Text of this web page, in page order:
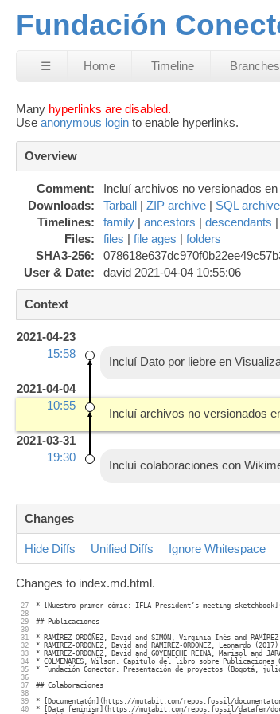
Fundación
☰ Home Timeline Branches
Many hyperlinks are disabled.
Use anonymous login to enable hyperlinks.
Overview
Comment:
Incluí archivos no versionados
Downloads:
Tarball | ZIP archive | SQL archive
Timelines:
family | ancestors | descendants |
Files:
files | file ages | folders
SHA3-256:
User & Date:
david 2021-04-04 10:55:06
Context
2021-04-23
15:58
Incluí Dato por liebre en
2021-04-04
10:55
Incluí archivos no versionados
2021-03-31
19:30
Incluí colaboraciones con
Changes
Hide Diffs Unified Diffs Ignore Whitespace
Changes to index.md.html.
27
28
29
30
31
32
33
34
35
36
37
38
39
40
* [Nuestro primer cómic: IFLA President’s meeting
## Publicaciones
* RAMÍREZ-ORDÓÑEZ, David and SIMÓN, Virginia Inés
* RAMÍREZ-ORDÓÑEZ, David and RAMÍREZ-ORDÓÑEZ,
* RAMÍREZ-ORDÓÑEZ, David and GOYENECHE REINA,
* COLMENARES, Wilson. Capitulo del libro sobre
* Fundación Conector. Presentación de proyectos (Bogotá,
## Colaboraciones
* [Documentatón](https://mutabit.com/repos.fossil/
* [Data feminism](https://mutabit.com/repos.fossil/datafem/